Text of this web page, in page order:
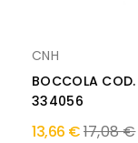
CNH
BOCCOLA COD.
334056
13,66 €Prezzo
17,08 €